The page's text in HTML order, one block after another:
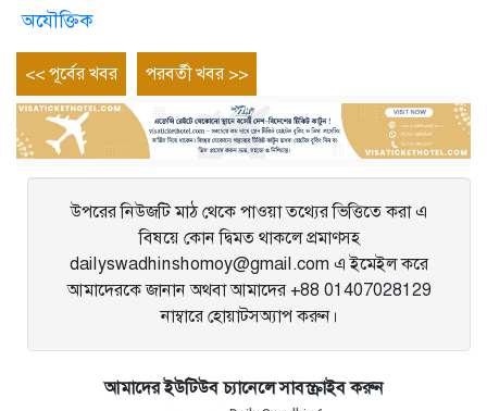
অযৌক্তিক
Post
navigation
<< পূর্বের খবর
Previous
entry
পরবর্তী খবর >>
উপরের নিউজটি মাঠ থেকে পাওয়া তথ্যের ভিত্তিতে করা এ
বিষয়ে কোন দ্বিমত থাকলে প্রমাণসহ
dailyswadhinshomoy@gmail.com এ ইমেইল করে
আমাদেরকে জানান অথবা আমাদের +88 01407028129
নাম্বারে হোয়াটসঅ্যাপ করুন।
আমাদের ইউটিউব চ্যানেলে সাবস্ক্রাইব করুন